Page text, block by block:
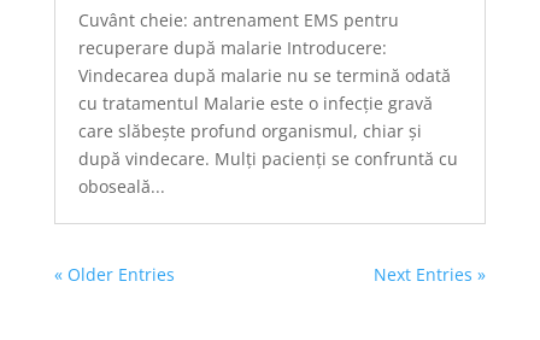
Cuvânt cheie: antrenament EMS pentru
recuperare după malarie Introducere:
Vindecarea după malarie nu se termină odată
cu tratamentul Malarie este o infecție gravă
care slăbește profund organismul, chiar și
după vindecare. Mulți pacienți se confruntă cu
oboseală...
« Older Entries Next Entries »